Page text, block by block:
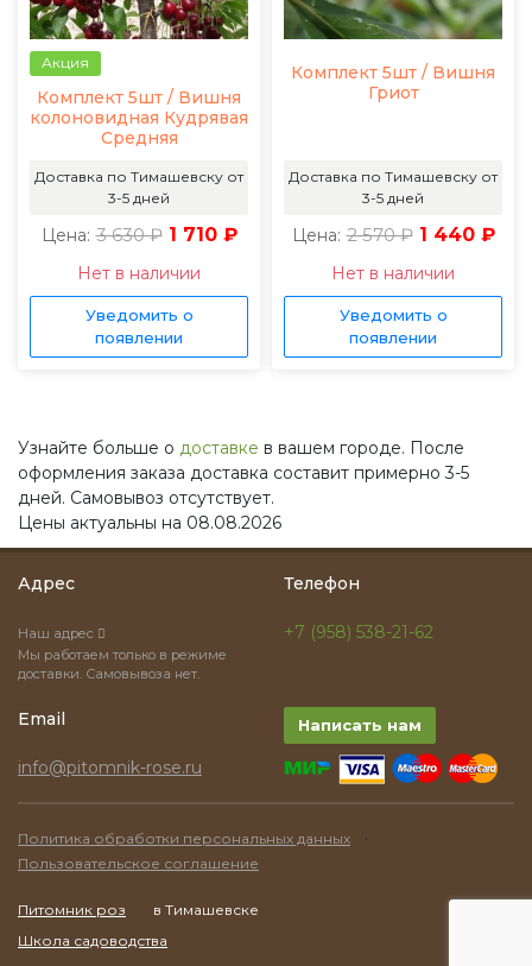
Акция
Комплект 5шт / Вишня
колоновидная Кудрявая
Средняя
Доставка по Тимашевску от
3-5 дней
Цена: 3 630 ₽ 1 710 ₽
Нет в наличии
Уведомить о
появлении
Комплект 5шт / Вишня
Гриот
Доставка по Тимашевску от
3-5 дней
Цена: 2 570 ₽ 1 440 ₽
Нет в наличии
Уведомить о
появлении
Узнайте больше о доставке в вашем городе. После
оформления заказа доставка составит примерно 3-5
дней. Самовывоз отсутствует.
Цены актуальны на 08.08.2026
Адрес
Наш адрес
Мы работаем только в режиме
доставки. Самовывоза нет.
Телефон
+7 (958) 538-21-62
Email
info@pitomnik-rose.ru
Написать нам
Политика обработки персональных данных ·
Пользовательское соглашение
Питомник роз
в Тимашевске
Школа садоводства